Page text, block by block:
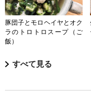
豚団子とモロヘイヤとオク
ラのトロトロスープ（ご
飯）
すべて見る